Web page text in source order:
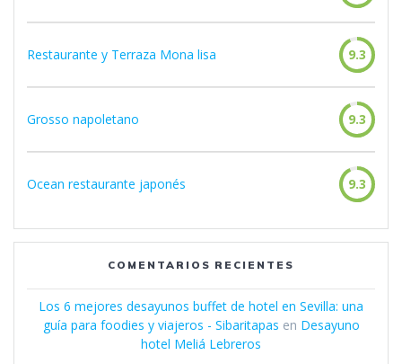
Restaurante y Terraza Mona lisa 9.3
Grosso napoletano 9.3
Ocean restaurante japonés 9.3
COMENTARIOS RECIENTES
Los 6 mejores desayunos buffet de hotel en Sevilla: una
guía para foodies y viajeros - Sibaritapas en Desayuno
hotel Meliá Lebreros